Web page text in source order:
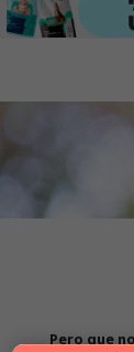
Pero que